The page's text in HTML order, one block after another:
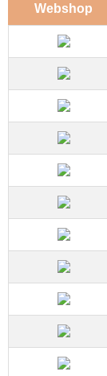
Webshop